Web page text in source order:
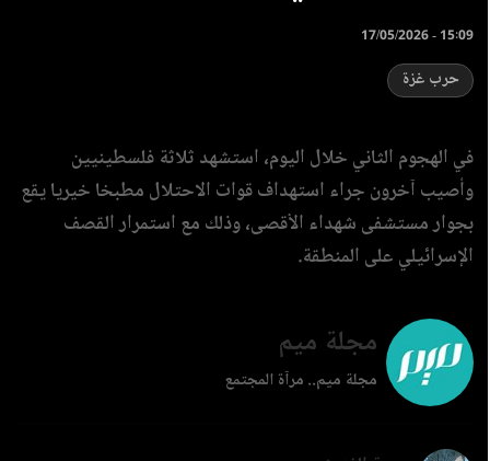
17/05/2026 - 15:09
حرب غزة
في الهجوم الثاني خلال اليوم، استشهد ثلاثة فلسطينيين
وأصيب آخرون جراء استهداف قوات الاحتلال مطبخا خيريا يقع
بجوار مستشفى شهداء الأقصى، وذلك مع استمرار القصف
الإسرائيلي على المنطقة.
مجلة ميم
مجلة ميم.. مرآة المجتمع